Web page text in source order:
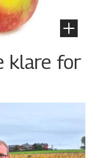
klare for